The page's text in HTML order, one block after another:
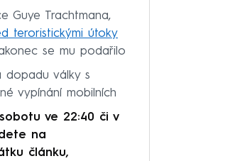
Guye Trachtmana,
teroristickými útoky
se mu podařilo
dopadu války s
vypínání mobilních
ve 22:40 či v
na
článku,